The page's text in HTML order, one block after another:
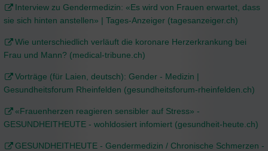
Interview zu Gendermedizin: «Es wird von Frauen erwartet, dass
sie sich hinten anstellen» | Tages-Anzeiger (tagesanzeiger.ch)
Wie unterschiedlich verläuft die koronare Herzerkrankung bei
Frau und Mann? (medical-tribune.ch)
Vorträge (für Laien, deutsch): Gender - Medizin |
Gesundheitsforum Rheinfelden (gesundheitsforum-rheinfelden.ch)
«Frauenherzen reagieren sensibler auf Stress» -
GESUNDHEITHEUTE - wohldosiert infomiert (gesundheit-heute.ch)
GESUNDHEITHEUTE - Gendermedizin / Chronische Schmerzen -